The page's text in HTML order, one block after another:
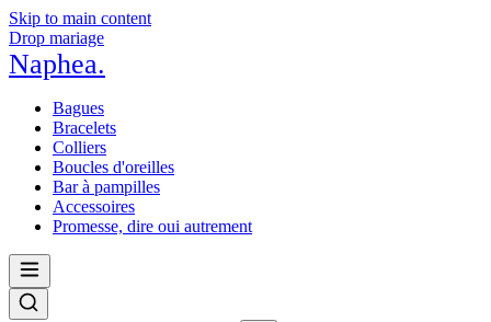
Skip to main content
Drop mariage
Naphea.
Bagues
Bracelets
Colliers
Boucles d'oreilles
Bar à pampilles
Accessoires
Promesse, dire oui autrement